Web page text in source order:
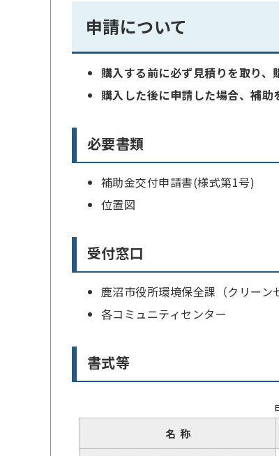
申請について
購入する前に必ず見積りを取り、
購入した後に申請した場合、補助
必要書類
補助金交付申請書(様式第1号)
位置図
受付窓口
鹿沼市役所環境保全課（クリーン
各コミュニティセンター
書式等
名 称